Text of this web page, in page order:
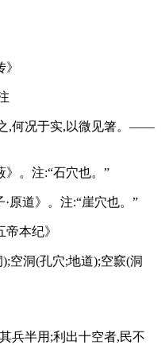
,何况于实,以微见箸。——
。注:“石穴也。”
道》。注:“崖穴也。”
本纪》
空洞(孔穴;地道);空窾(洞
兵半用;利出十空者,民不